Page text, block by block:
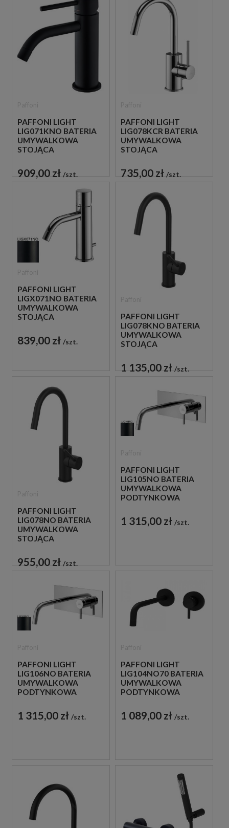
PAFFONI LIGHT
LIG071KNO BATERIA
UMYWALKOWA
STOJĄCA
CZARNA
909,00 zł szt.
PAFFONI LIGHT
LIG078KCR BATERIA
UMYWALKOWA
STOJĄCA
CHROM
735,00 zł szt.
PAFFONI LIGHT
LIGX071NO BATERIA
UMYWALKOWA
STOJĄCA
CZARNA
839,00 zł szt.
PAFFONI LIGHT
LIG078KNO BATERIA
UMYWALKOWA
STOJĄCA
CZARNA
1 135,00 zł szt.
PAFFONI LIGHT
LIG078NO BATERIA
UMYWALKOWA
STOJĄCA
CZARNA
955,00 zł szt.
PAFFONI LIGHT
LIG105NO BATERIA
UMYWALKOWA
PODTYNKOWA
CZARNA
1 315,00 zł szt.
PAFFONI LIGHT
LIG106NO BATERIA
UMYWALKOWA
PODTYNKOWA
CZARNA
1 315,00 zł szt.
PAFFONI LIGHT
LIG104NO70 BATERIA
UMYWALKOWA
PODTYNKOWA
CZARNA
1 089,00 zł szt.